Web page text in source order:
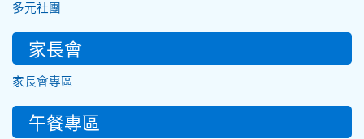
多元社團
家長會
家長會專區
午餐專區